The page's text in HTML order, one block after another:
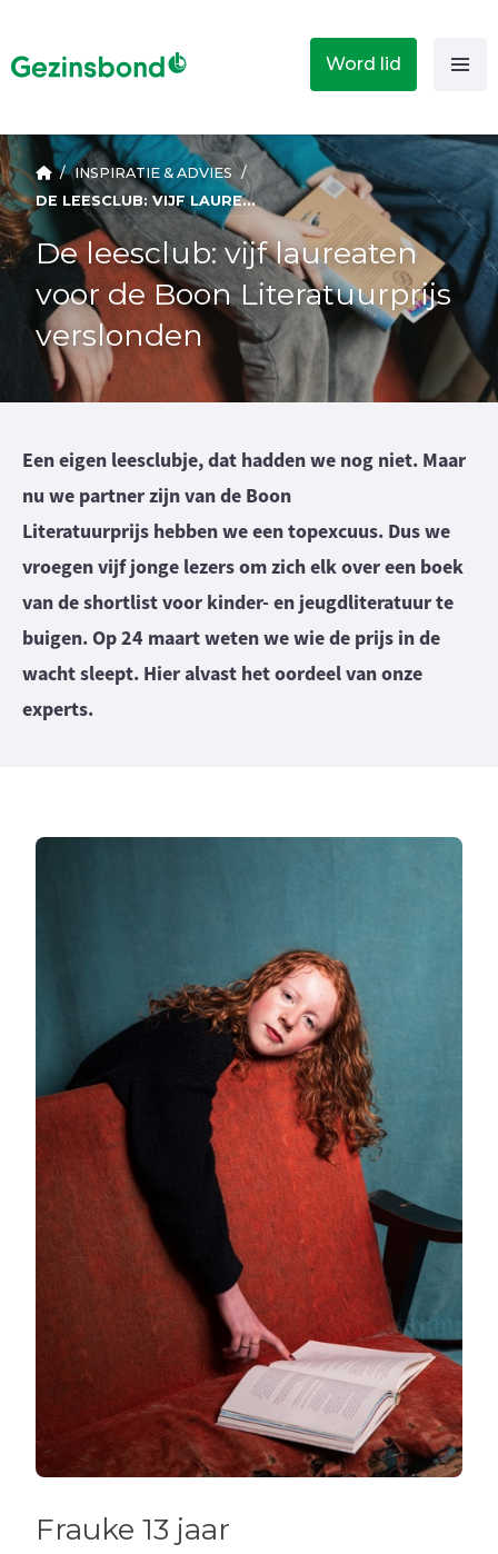
Word lid
/ INSPIRATIE & ADVIES /
DE LEESCLUB: VIJF LAUREATEN VOOR DE BOON LITERATUURPRIJS VERSLONDEN
De leesclub: vijf laureaten
voor de Boon Literatuurprijs
verslonden
Een eigen leesclubje, dat hadden we nog niet. Maar
nu we partner zijn van de Boon
Literatuurprijs hebben we een topexcuus. Dus we
vroegen vijf jonge lezers om zich elk over een boek
van de shortlist voor kinder- en jeugdliteratuur te
buigen. Op 24 maart weten we wie de prijs in de
wacht sleept. Hier alvast het oordeel van onze
experts.
Frauke 13 jaar